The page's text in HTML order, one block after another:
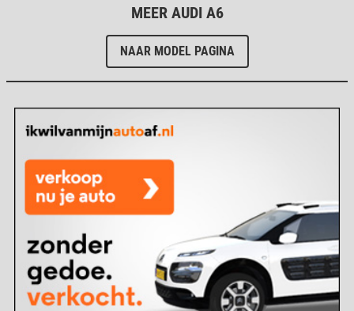
MEER AUDI A6
NAAR MODEL PAGINA